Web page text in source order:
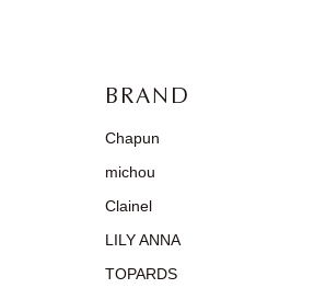
BRAND
Chapun
michou
Clainel
LILY ANNA
TOPARDS